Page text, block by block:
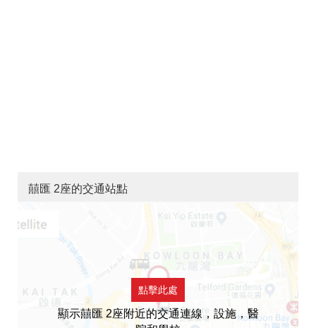
囍匯 2座的交通站點
點擊此處
顯示囍匯 2座附近的交通連線，設施，醫